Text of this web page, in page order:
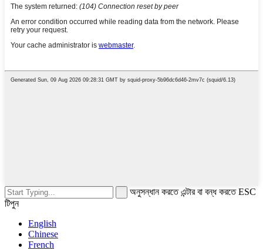
অনুসন্ধান করতে এন্টার বা বন্ধ করতে ESC
টিপুন
English
Chinese
French